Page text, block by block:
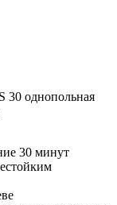
30 однопольная
30 минут